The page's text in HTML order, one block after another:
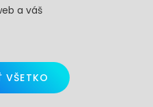
a váš
VŠETKO